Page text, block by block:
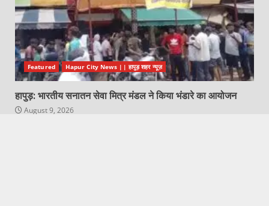
Featured Hapur City News || हापुड़ शहर न्यूज़
हापुड़: भारतीय सनातन सेवा मित्र मंडल ने किया भंडारे का आयोजन
August 9, 2026